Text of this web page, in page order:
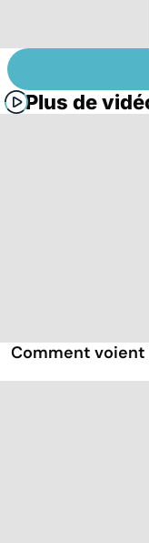
Plus de
Comment voient